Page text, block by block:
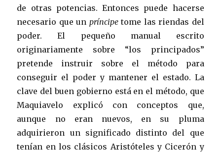
de otras potencias. Entonces puede hacerse
necesario que un príncipetome las riendas del
poder. El pequeño manual escrito
originariamente sobre “los principados”
pretende instruir sobre el método para
conseguir el poder y mantener el estado. La
clave del buen gobierno está en el método, que
Maquiavelo explicó con conceptos que,
aunque no eran nuevos, en su pluma
adquirieron un significado distinto del que
tenían en los clásicos Aristóteles y Cicerón y